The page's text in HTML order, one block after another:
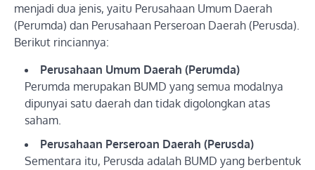
menjadi dua jenis, yaitu Perusahaan Umum Daerah
(Perumda) dan Perusahaan Perseroan Daerah (Perusda).
Berikut rinciannya:
Perusahaan Umum Daerah (Perumda)
Perumda merupakan BUMD yang semua modalnya
dipunyai satu daerah dan tidak digolongkan atas
saham.
Perusahaan Perseroan Daerah (Perusda)
Sementara itu, Perusda adalah BUMD yang berbentuk